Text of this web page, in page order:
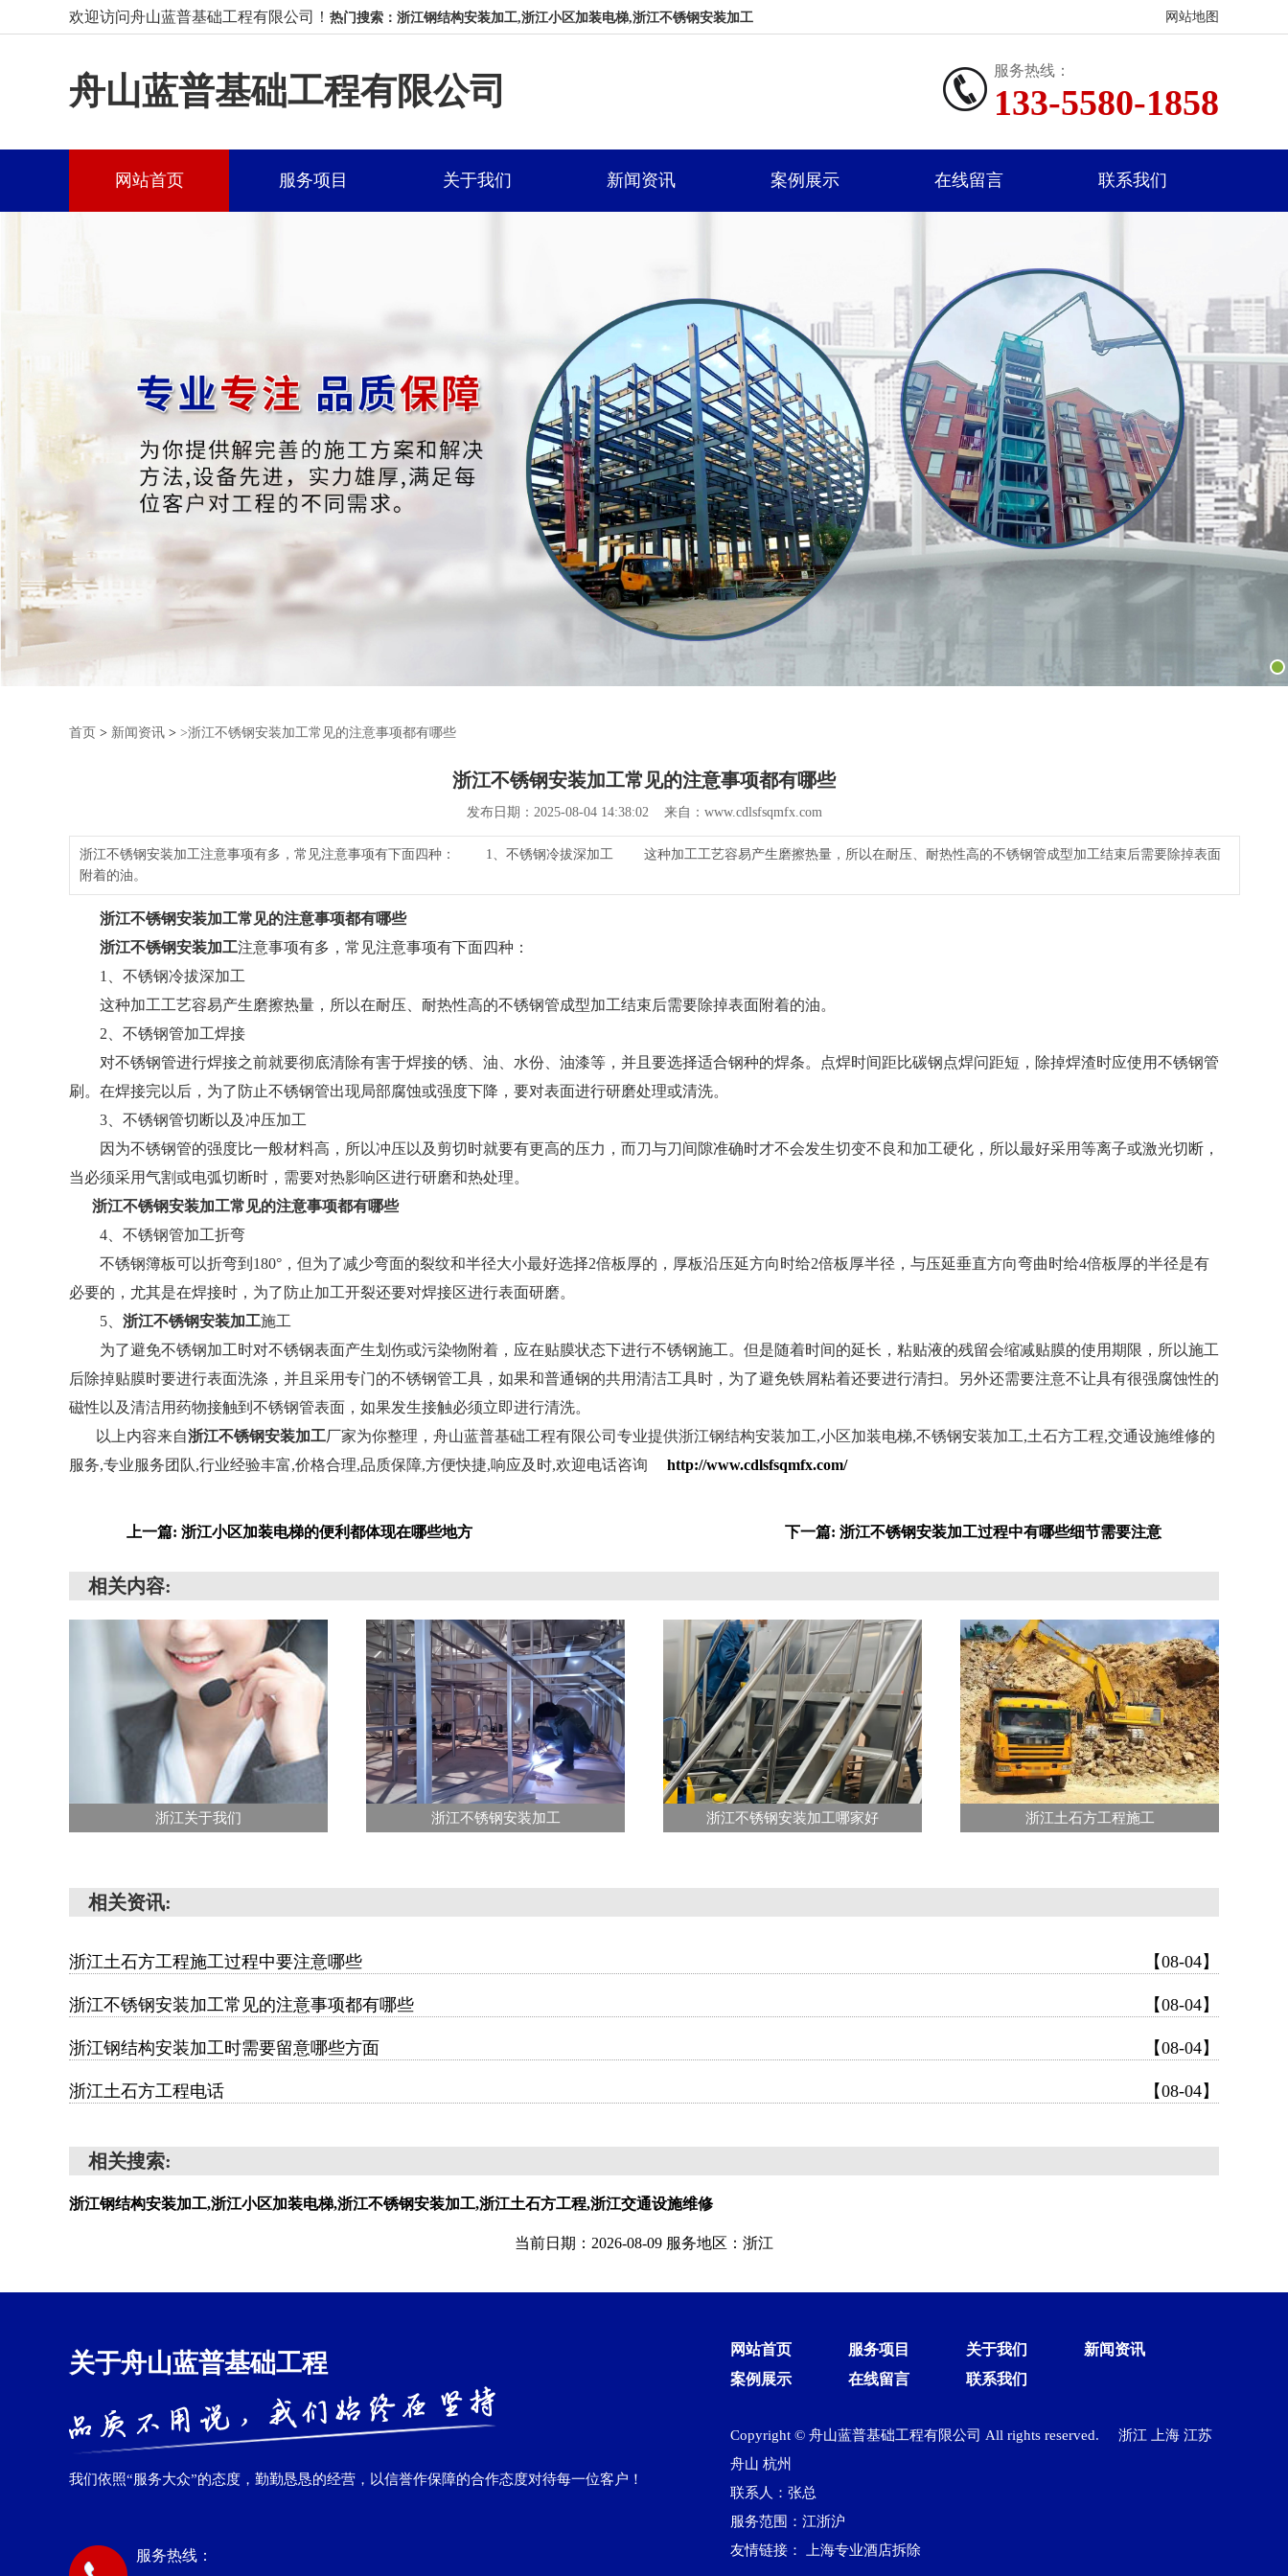
欢迎访问舟山蓝普基础工程有限公司！ 热门搜索：浙江钢结构安装加工,浙江小区加装电梯,浙江不锈钢安装加工 网站地图
舟山蓝普基础工程有限公司
服务热线：
133-5580-1858
网站首页 服务项目 关于我们 新闻资讯 案例展示 在线留言 联系我们
首页 > 新闻资讯 > >浙江不锈钢安装加工常见的注意事项都有哪些
浙江不锈钢安装加工常见的注意事项都有哪些
发布日期：2025-08-04 14:38:02 来自：www.cdlsfsqmfx.com
浙江不锈钢安装加工注意事项有多，常见注意事项有下面四种： 1、不锈钢冷拔深加工 这种加工工艺容易产生磨擦热量，所以在耐压、耐热性高的不锈钢管成型加工结束后需要除掉表面
附着的油。
浙江不锈钢安装加工常见的注意事项都有哪些
浙江不锈钢安装加工注意事项有多，常见注意事项有下面四种：
1、不锈钢冷拔深加工
这种加工工艺容易产生磨擦热量，所以在耐压、耐热性高的不锈钢管成型加工结束后需要除掉表面附着的油。
2、不锈钢管加工焊接
对不锈钢管进行焊接之前就要彻底清除有害于焊接的锈、油、水份、油漆等，并且要选择适合钢种的焊条。点焊时间距比碳钢点焊问距短，除掉焊渣时应使用不锈钢管
刷。在焊接完以后，为了防止不锈钢管出现局部腐蚀或强度下降，要对表面进行研磨处理或清洗。
3、不锈钢管切断以及冲压加工
因为不锈钢管的强度比一般材料高，所以冲压以及剪切时就要有更高的压力，而刀与刀间隙准确时才不会发生切变不良和加工硬化，所以最好采用等离子或激光切断，
当必须采用气割或电弧切断时，需要对热影响区进行研磨和热处理。
浙江不锈钢安装加工常见的注意事项都有哪些
4、不锈钢管加工折弯
不锈钢簿板可以折弯到180°，但为了减少弯面的裂纹和半径大小最好选择2倍板厚的，厚板沿压延方向时给2倍板厚半径，与压延垂直方向弯曲时给4倍板厚的半径是有
必要的，尤其是在焊接时，为了防止加工开裂还要对焊接区进行表面研磨。
5、 浙江不锈钢安装加工施工
为了避免不锈钢加工时对不锈钢表面产生划伤或污染物附着，应在贴膜状态下进行不锈钢施工。但是随着时间的延长，粘贴液的残留会缩减贴膜的使用期限，所以施工
后除掉贴膜时要进行表面洗涤，并且采用专门的不锈钢管工具，如果和普通钢的共用清洁工具时，为了避免铁屑粘着还要进行清扫。另外还需要注意不让具有很强腐蚀性的
磁性以及清洁用药物接触到不锈钢管表面，如果发生接触必须立即进行清洗。
以上内容来自浙江不锈钢安装加工厂家为你整理，舟山蓝普基础工程有限公司专业提供浙江钢结构安装加工,小区加装电梯,不锈钢安装加工,土石方工程,交通设施维修的
服务,专业服务团队,行业经验丰富,价格合理,品质保障,方便快捷,响应及时,欢迎电话咨询 http://www.cdlsfsqmfx.com/
上一篇: 浙江小区加装电梯的便利都体现在哪些地方 下一篇: 浙江不锈钢安装加工过程中有哪些细节需要注意
相关内容:
浙江关于我们 浙江不锈钢安装加工 浙江不锈钢安装加工哪家好 浙江土石方工程施工
相关资讯:
浙江土石方工程施工过程中要注意哪些 【08-04】
浙江不锈钢安装加工常见的注意事项都有哪些 【08-04】
浙江钢结构安装加工时需要留意哪些方面 【08-04】
浙江土石方工程电话 【08-04】
相关搜索:
浙江钢结构安装加工,浙江小区加装电梯,浙江不锈钢安装加工,浙江土石方工程,浙江交通设施维修
当前日期：2026-08-09 服务地区：浙江
关于舟山蓝普基础工程
我们依照“服务大众”的态度，勤勤恳恳的经营，以信誉作保障的合作态度对待每一位客户！
服务热线：
网站首页 服务项目 关于我们
新闻资讯
案例展示
在线留言 联系我们
Copyright © 舟山蓝普基础工程有限公司 All rights reserved. 浙江 上海 江苏
舟山 杭州
联系人：张总
服务范围：江浙沪
友情链接：
上海专业酒店拆除